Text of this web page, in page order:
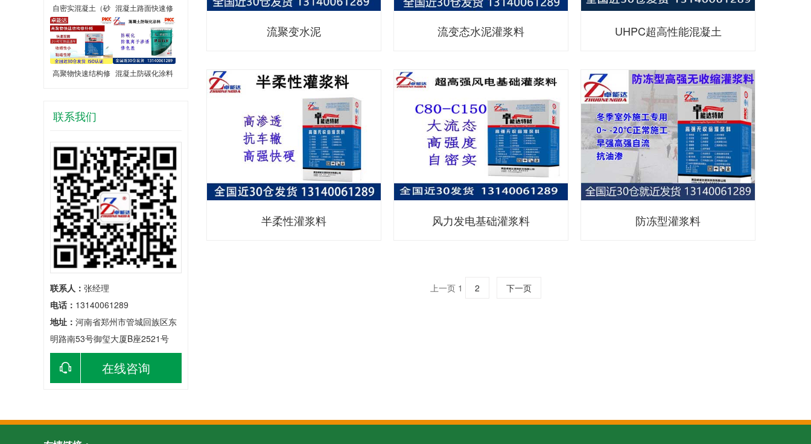
自密实混凝土（砂 混凝土路面快速修
高聚物快速结构修 混凝土防碳化涂料
联系我们
联系人： 张经理
电话： 13140061289
地址： 河南省郑州市管城回族区东
明路南53号御玺大厦B座2521号
在线咨询
流聚变水泥 流变态水泥灌浆料 UHPC超高性能混凝土
半柔性灌浆料 风力发电基础灌浆料 防冻型灌浆料
上一页 1 2 下一页